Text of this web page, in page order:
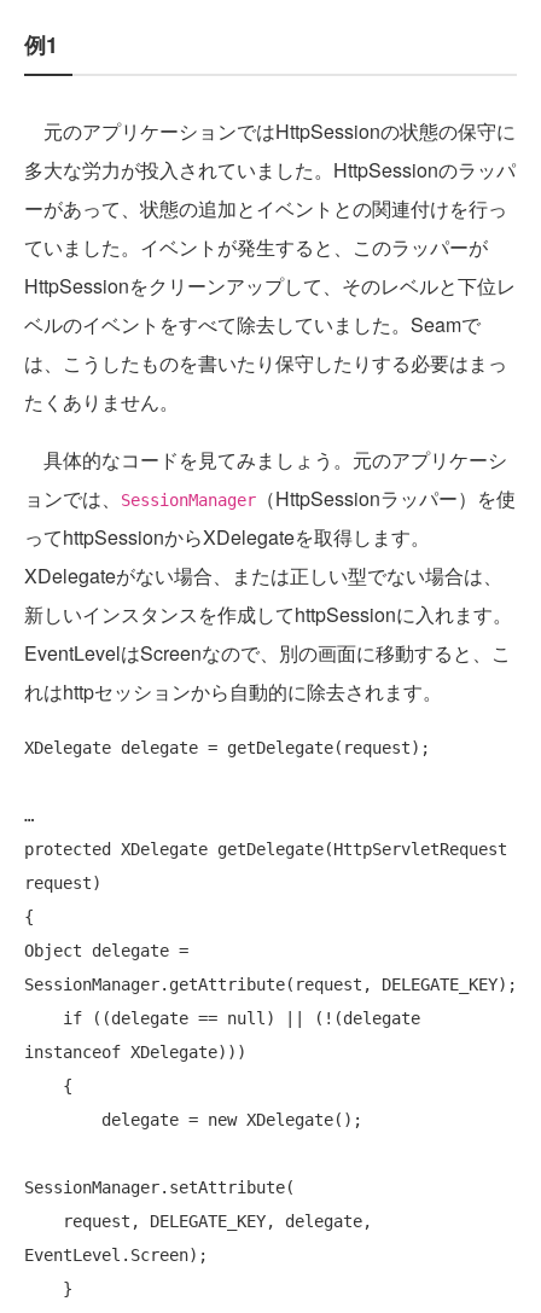
例1
元のアプリケーションではHttpSessionの状態の保守に
多大な労力が投入されていました。HttpSessionのラッパ
ーがあって、状態の追加とイベントとの関連付けを行っ
ていました。イベントが発生すると、このラッパーが
HttpSessionをクリーンアップして、そのレベルと下位レ
ベルのイベントをすべて除去していました。Seamで
は、こうしたものを書いたり保守したりする必要はまっ
たくありません。
具体的なコードを見てみましょう。元のアプリケーシ
ョンでは、
SessionManager
（HttpSessionラッパー）を使
ってhttpSessionからXDelegateを取得します。
XDelegateがない場合、または正しい型でない場合は、
新しいインスタンスを作成してhttpSessionに入れます。
EventLevelはScreenなので、別の画面に移動すると、こ
れはhttpセッションから自動的に除去されます。
XDelegate delegate = getDelegate(request);
protected XDelegate getDelegate(HttpServletRequest
request)
{
Object delegate =
SessionManager.getAttribute(request, DELEGATE_KEY);
if ((delegate == null
instanceof XDelegate)))
        delegate =
new XDelegate();
SessionManager.setAttribute(
EventLevel.Screen);